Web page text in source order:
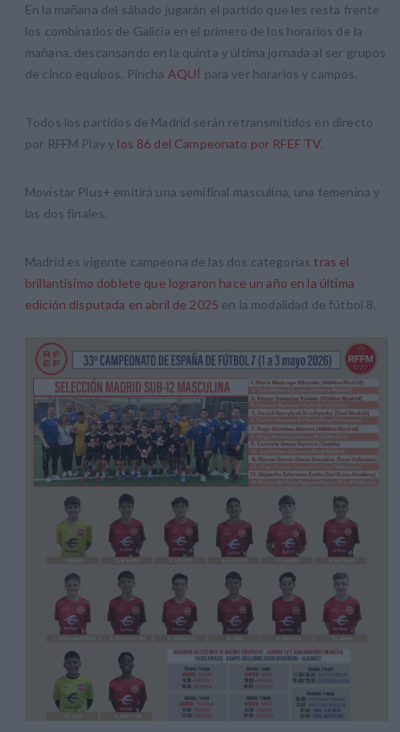
En la mañana del sábado jugarán el partido que les resta frente
los combinados de Galicia en el primero de los horarios de la
mañana, descansando en la quinta y última jornada al ser grupos
de cinco equipos. Pincha AQUÍ para ver horarios y campos.
Todos los partidos de Madrid serán retransmitidos en directo
por RFFM Play y los 86 del Campeonato por RFEF TV.
Movistar Plus+ emitirá una semifinal masculina, una femenina y
las dos finales.
Madrid es vigente campeona de las dos categorías tras el
brillantísimo doblete que lograron hace un año en la última
edición disputada en abril de 2025 en la modalidad de fútbol 8.